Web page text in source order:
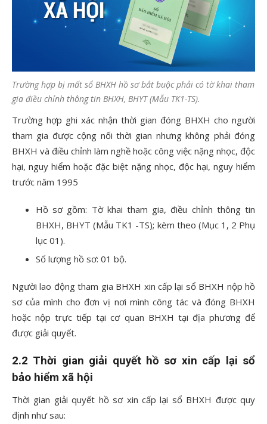
Trường hợp bị mất sổ BHXH hồ sơ bắt buộc phải có tờ khai tham
gia điều chỉnh thông tin BHXH, BHYT (Mẫu TK1-TS).
Trường hợp ghi xác nhận thời gian đóng BHXH cho người
tham gia được cộng nối thời gian nhưng không phải đóng
BHXH và điều chỉnh làm nghề hoặc công việc nặng nhọc, độc
hại, nguy hiểm hoặc đặc biệt nặng nhọc, độc hại, nguy hiểm
trước năm 1995
Hồ sơ gồm: Tờ khai tham gia, điều chỉnh thông tin
BHXH, BHYT (Mẫu TK1 -TS); kèm theo (Mục 1, 2 Phụ
lục 01).
Số lượng hồ sơ: 01 bộ.
Người lao động tham gia BHXH xin cấp lại sổ BHXH nộp hồ
sơ của mình cho đơn vị nơi mình công tác và đóng BHXH
hoặc nộp trực tiếp tại cơ quan BHXH tại địa phương để
được giải quyết.
2.2 Thời gian giải quyết hồ sơ xin cấp lại sổ
bảo hiểm xã hội
Thời gian giải quyết hồ sơ xin cấp lại sổ BHXH được quy
định như sau: